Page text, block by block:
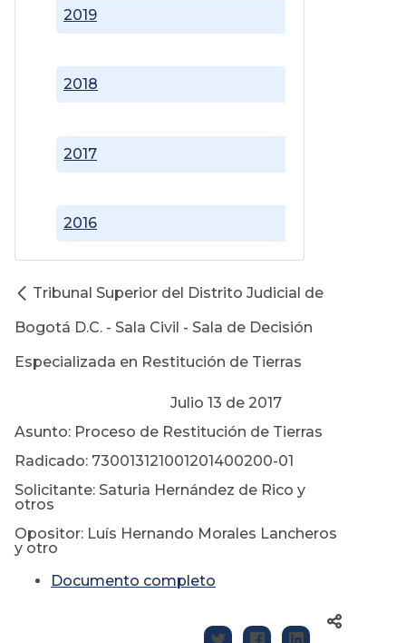
2016
2017
2018
2019
Tribunal Superior del Distrito Judicial de
Bogotá D.C. - Sala Civil - Sala de Decisión
Especializada en Restitución de Tierras
Julio 13 de 2017
Asunto: Proceso de Restitución de Tierras
Radicado: 730013121001201400200-01
Solicitante: Saturia Hernández de Rico y
otros
Opositor: Luís Hernando Morales Lancheros
y otro
Documento completo